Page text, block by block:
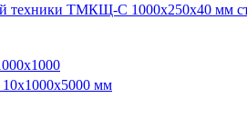
техники ТМКЩ-С 1000х250х40 мм
мм